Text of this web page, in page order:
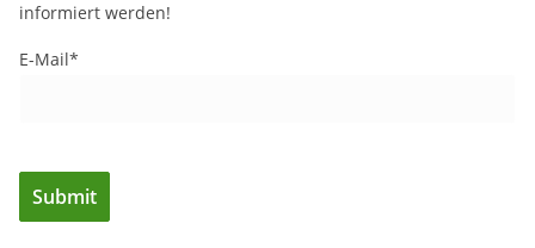
informiert werden!
E-Mail*